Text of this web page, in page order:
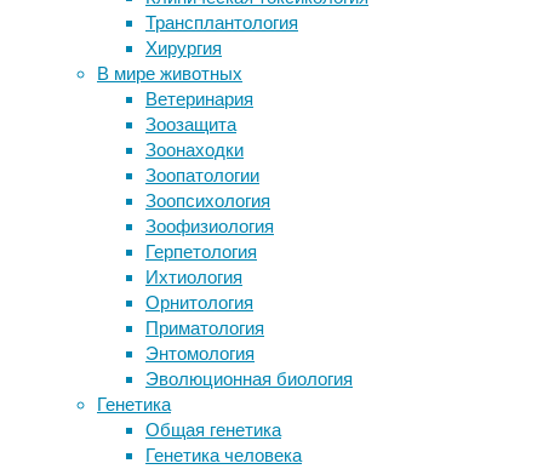
Трансплантология
Хирургия
В мире животных
Ветеринария
Зоозащита
Зоонаходки
Зоопатологии
Зоопсихология
Зоофизиология
Герпетология
Ихтиология
Орнитология
Приматология
Энтомология
Эволюционная биология
Генетика
Общая генетика
Генетика человека
доступность,
изобретения,
инструменты
и
методы,
нейроинтерфейсы
нейроновости,
помощь,
реабилитация
Нейробиологи
из
Медицинского
центра
Утрехтского
университета
представили
первый
волноваться об их здоровье
Грустное кино облегчает боль
Молодой Марс мог покрывать океан
глубиной до километра
FDA одобрило препарат для
профилактики мигрени у взрослых
«Повелитель» эпигенетических
часов нейронов
Следите за новостями